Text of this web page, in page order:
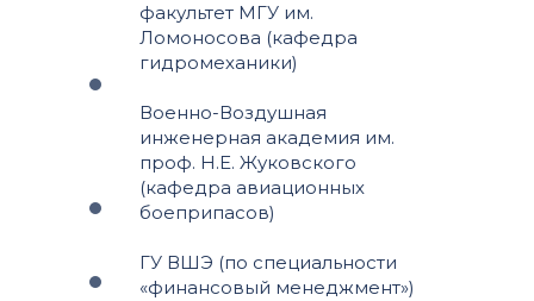
факультет МГУ им.
Ломоносова (кафедра
гидромеханики)
Военно-Воздушная
инженерная академия им.
проф. Н.Е. Жуковского
(кафедра авиационных
боеприпасов)
ГУ ВШЭ (по специальности
«финансовый менеджмент»)